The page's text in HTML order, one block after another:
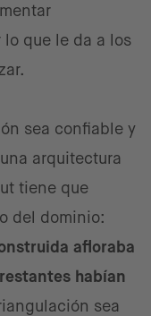
lo que le da a los
sea confiable y
arquitectura
tiene que
del dominio:
afloraba
habían
sea